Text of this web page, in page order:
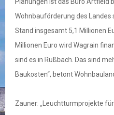
Planungen ist das Büro Artfield
Wohnbauförderung des
Stand insgesamt 5,1 Millionen
Millionen Euro wird Wagrain
sind es in Rußbach. Das sind
Baukosten“, betont
Zauner: „Leuchtturmprojekte für